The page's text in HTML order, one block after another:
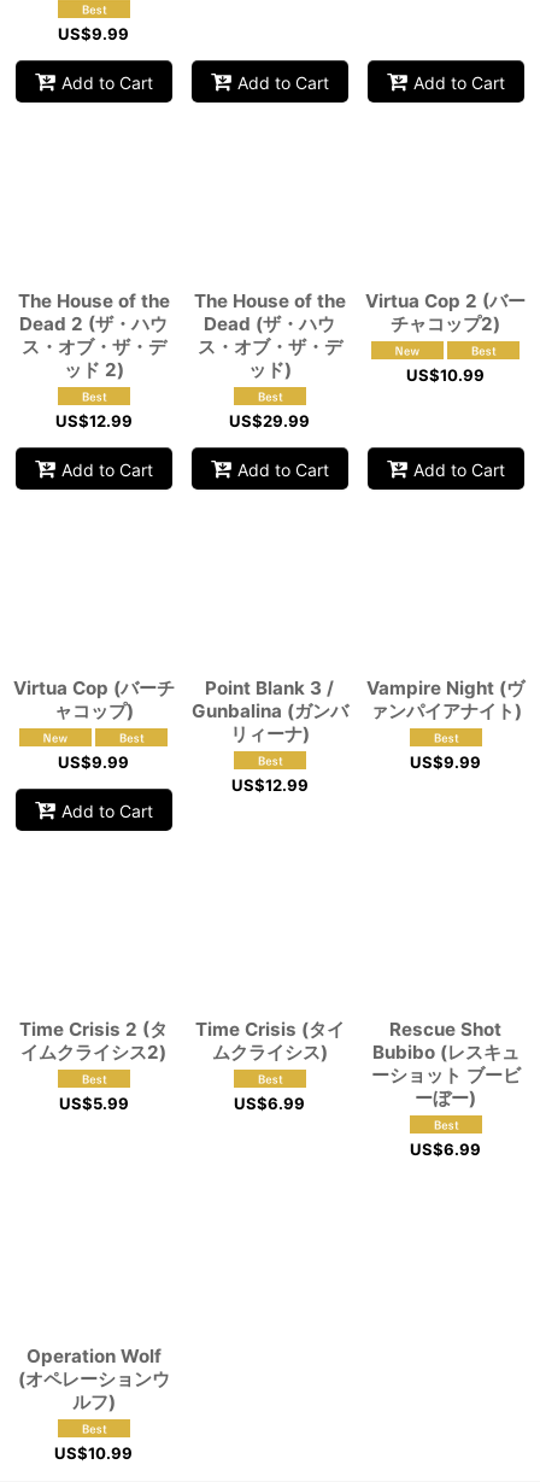
US$9.99
Add to Cart Add to Cart Add to Cart
The House of the
Dead 2 (ザ・ハウ
ス・オブ・ザ・デ
ッド 2)
US$12.99
Add to Cart
The House of the
Dead (ザ・ハウ
ス・オブ・ザ・デ
ッド)
US$29.99
Add to Cart
Virtua Cop 2 (バー
チャコップ2)
US$10.99
Add to Cart
Virtua Cop (バーチ
ャコップ)
US$9.99
Add to Cart
Point Blank 3 /
Gunbalina (ガンバ
リィーナ)
US$12.99
Vampire Night (ヴ
ァンパイアナイト)
US$9.99
Time Crisis 2 (タ
イムクライシス2)
US$5.99
Time Crisis (タイ
ムクライシス)
US$6.99
Rescue Shot
Bubibo (レスキュ
ーショット ブービ
ーぼー)
US$6.99
Operation Wolf
(オペレーションウ
ルフ)
US$10.99